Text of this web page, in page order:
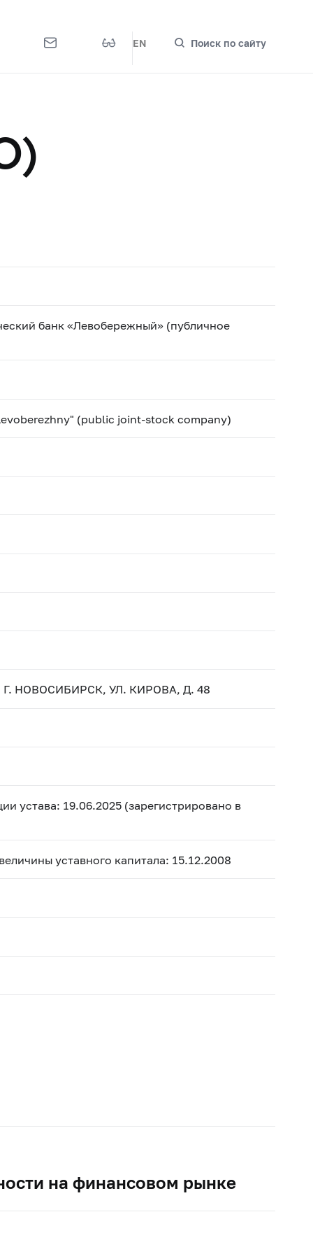
EN Поиск по сайту
банк «Левобережный» (публичное
(public joint-stock company)
НОВОСИБИРСК, УЛ. КИРОВА, Д. 48
устава: 19.06.2025 (зарегистрировано в
уставного капитала: 15.12.2008
на финансовом рынке